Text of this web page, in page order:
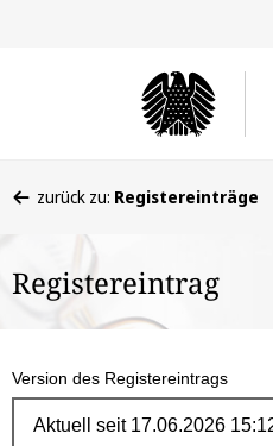
befinden
hier:
zurück zu: Registereinträge
Registereintrag
Version des Registereintrags